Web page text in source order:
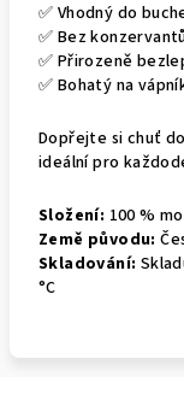
✅ Vhodný do
✅ Bez
✅ Přirozeně
✅ Bohatý na
Dopřejte si chuť
ideální pro
Složení: 100 %
Země původu:
Skladování:
°C